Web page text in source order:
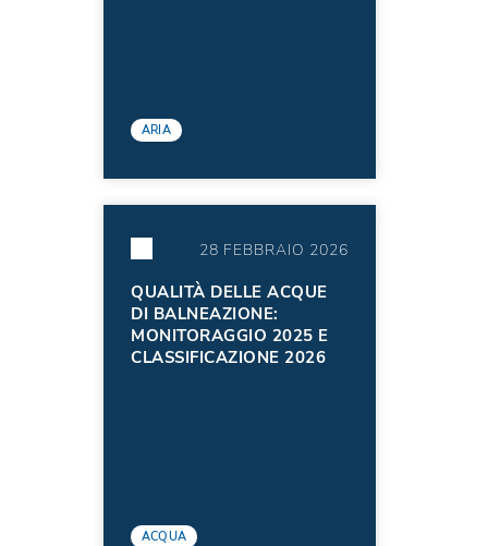
ARIA
28 FEBBRAIO 2026
QUALITÀ DELLE ACQUE
DI BALNEAZIONE:
MONITORAGGIO 2025 E
CLASSIFICAZIONE 2026
ACQUA